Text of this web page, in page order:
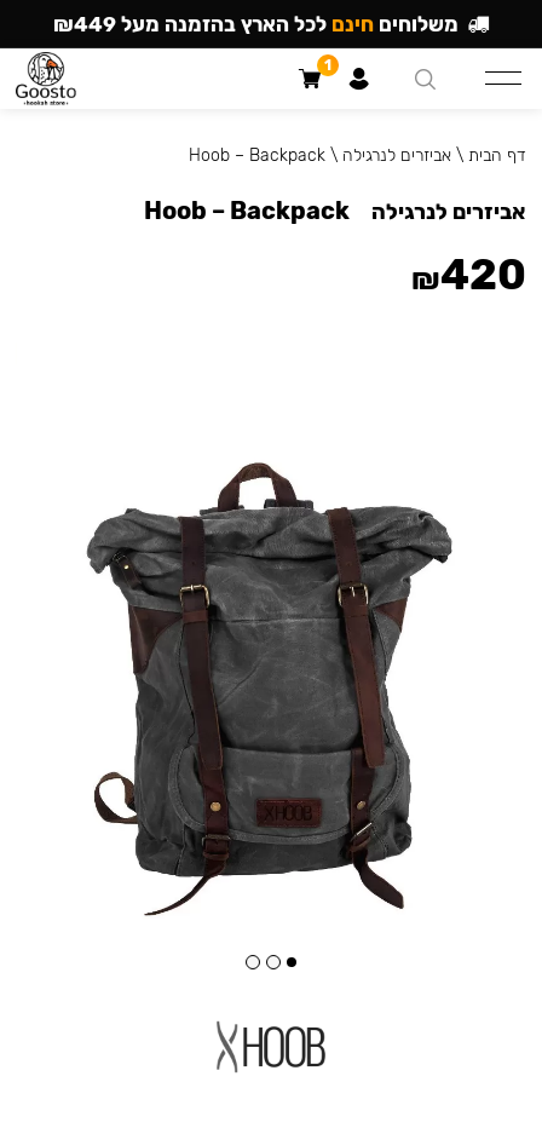
דף הבית \אביזרים לנרגילה \
Hoob – Backpack
אביזרים לנרגילה Hoob – Backpack
₪420
משלוחים חינם לכל הארץ בהזמנה מעל ₪449
1